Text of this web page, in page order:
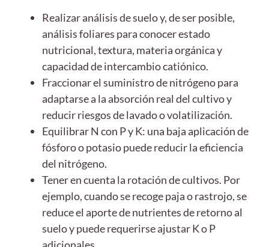
Realizar análisis de suelo y, de ser posible,
análisis foliares para conocer estado
nutricional, textura, materia orgánica y
capacidad de intercambio catiónico.
Fraccionar el suministro de nitrógeno para
adaptarse a la absorción real del cultivo y
reducir riesgos de lavado o volatilización.
Equilibrar N con P y K: una baja aplicación de
fósforo o potasio puede reducir la eficiencia
del nitrógeno.
Tener en cuenta la rotación de cultivos. Por
ejemplo, cuando se recoge paja o rastrojo, se
reduce el aporte de nutrientes de retorno al
suelo y puede requerirse ajustar K o P